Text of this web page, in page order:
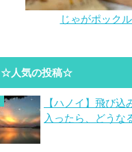
じゃがポック
☆人気の投稿☆
【ハノイ】飛び込
入ったら、どうな